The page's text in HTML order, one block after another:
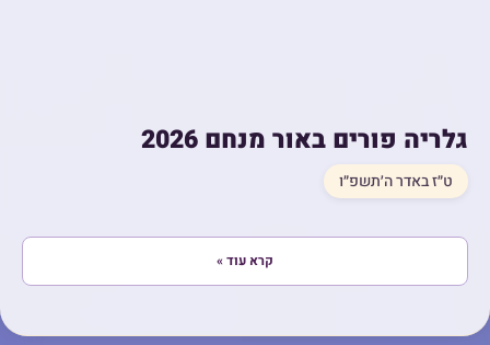
גלריה פורים באור מנחם 2026
ט״ז באדר ה׳תשפ״ו
קרא עוד »